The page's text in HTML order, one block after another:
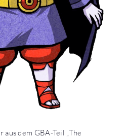
dem GBA-Teil „The